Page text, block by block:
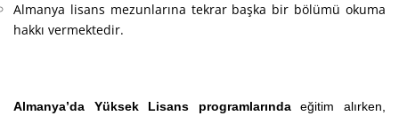
Almanya lisans mezunlarına tekrar başka bir bölümü okuma
hakkı vermektedir.
Almanya’da Yüksek Lisans programlarındaeğitim alırken,